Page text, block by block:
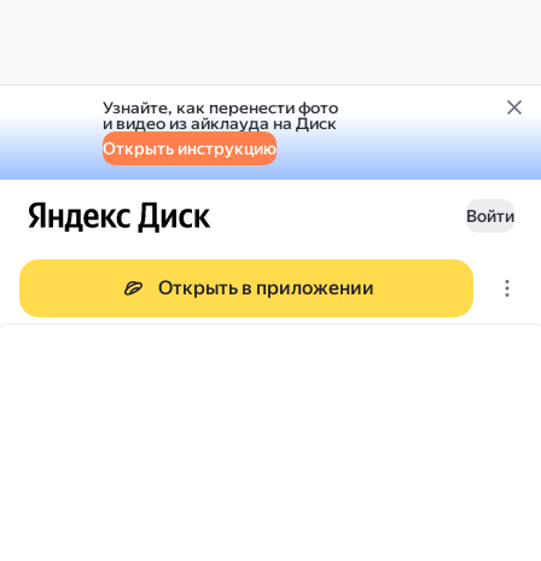
Узнайте, как перенести фото
и видео из айклауда на Диск
Открыть инструкцию
Войти
Открыть в приложении